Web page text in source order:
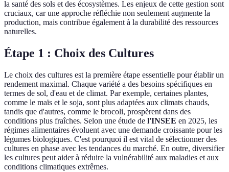
la santé des sols et des écosystèmes. Les enjeux de cette gestion sont
cruciaux, car une approche réfléchie non seulement augmente la
production, mais contribue également à la durabilité des ressources
naturelles.
Étape 1 : Choix des Cultures
Le choix des cultures est la première étape essentielle pour établir un
rendement maximal. Chaque variété a des besoins spécifiques en
termes de sol, d'eau et de climat. Par exemple, certaines plantes,
comme le maïs et le soja, sont plus adaptées aux climats chauds,
tandis que d'autres, comme le brocoli, prospèrent dans des
conditions plus fraîches. Selon une étude de l'INSEE en 2025, les
régimes alimentaires évoluent avec une demande croissante pour les
légumes biologiques. C'est pourquoi il est vital de sélectionner des
cultures en phase avec les tendances du marché. En outre, diversifier
les cultures peut aider à réduire la vulnérabilité aux maladies et aux
conditions climatiques extrêmes.